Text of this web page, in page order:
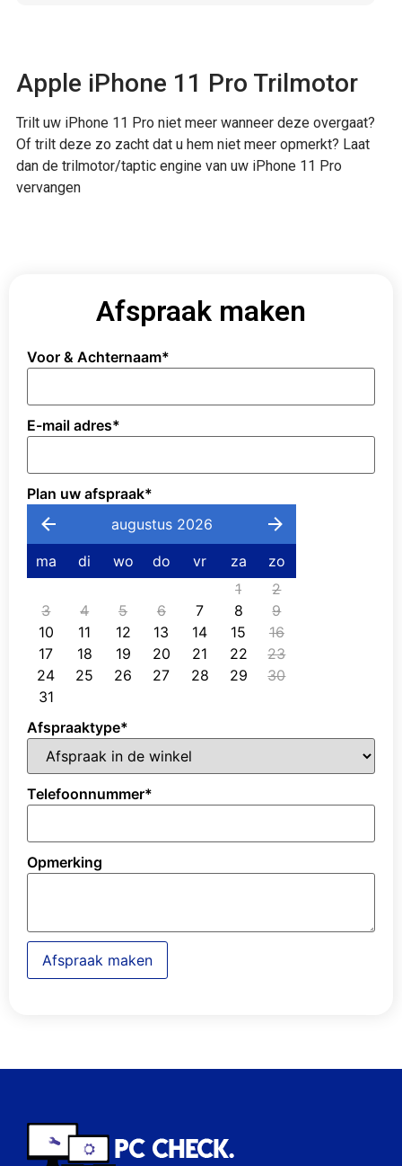
Apple iPhone 11 Pro Trilmotor
Trilt uw iPhone 11 Pro niet meer wanneer deze overgaat?
Of trilt deze zo zacht dat u hem niet meer opmerkt? Laat
dan de trilmotor/taptic engine van uw iPhone 11 Pro
vervangen
Afspraak maken
Voor & Achternaam*
E-mail adres*
Plan uw afspraak*
augustus 2026
ma di wo do vr za
zo
1
2
3
4 5 6 7 8
9
10
11 12 13 14 15
16
17
18 19 20 21 22
23
24
25 26 27 28 29
30
31
Afspraaktype*
Telefoonnummer*
Opmerking
Afspraak maken